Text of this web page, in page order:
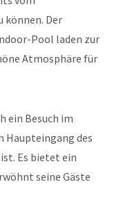
können. Der
Pool laden zur
Atmosphäre für
ein Besuch im
Haupteingang des
Es bietet ein
seine Gäste